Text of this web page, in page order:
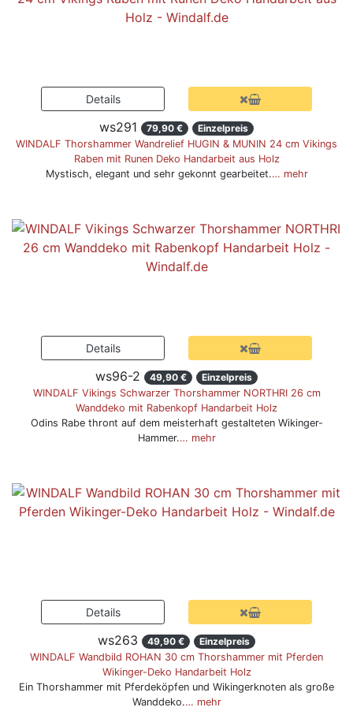
ws291 79,90 €
Einzelpreis
WINDALF Thorshammer Wandrelief HUGIN & MUNIN 24 cm Vikings
Raben mit Runen Deko Handarbeit aus Holz
Mystisch, elegant und sehr gekonnt gearbeitet.… mehr
ws96-2 49,90 €
Einzelpreis
WINDALF Vikings Schwarzer Thorshammer NORTHRI 26 cm
Wanddeko mit Rabenkopf Handarbeit Holz
Odins Rabe thront auf dem meisterhaft gestalteten Wikinger-
Hammer.… mehr
ws263 49,90 €
Einzelpreis
WINDALF Wandbild ROHAN 30 cm Thorshammer mit Pferden
Wikinger-Deko Handarbeit Holz
Ein Thorshammer mit Pferdeköpfen und Wikingerknoten als große
Wanddeko.… mehr